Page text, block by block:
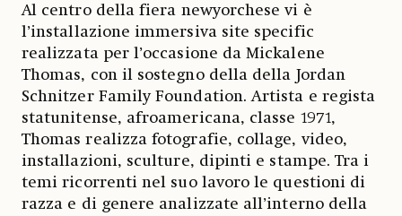
Al centro della fiera newyorchese vi è
l’installazione immersiva site specific
realizzata per l’occasione da Mickalene
Thomas, con il sostegno della della Jordan
Schnitzer Family Foundation. Artista e regista
statunitense, afroamericana, classe 1971,
Thomas realizza fotografie, collage, video,
installazioni, sculture, dipinti e stampe. Tra i
temi ricorrenti nel suo lavoro le questioni di
razza e di genere analizzate all’interno della